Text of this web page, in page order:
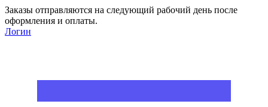
Заказы отправляются на следующий рабочий день после
оформления и оплаты.
Логин